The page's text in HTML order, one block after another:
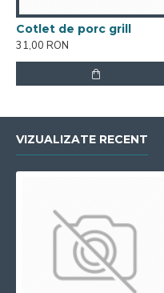
Cotlet de porc grill
31,00 RON
VIZUALIZATE RECENT